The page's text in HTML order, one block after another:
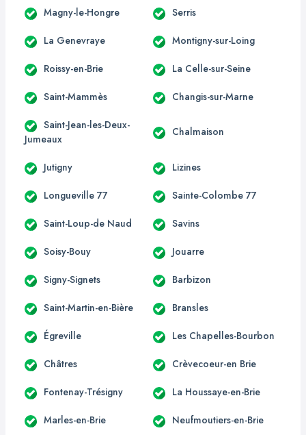
Magny-le-Hongre Serris
La Genevraye Montigny-sur-Loing
Roissy-en-Brie La Celle-sur-Seine
Saint-Mammès Changis-sur-Marne
Saint-Jean-les-Deux-
Jumeaux
Chalmaison
Jutigny Lizines
Longueville 77 Sainte-Colombe 77
Saint-Loup-de Naud Savins
Soisy-Bouy Jouarre
Signy-Signets Barbizon
Saint-Martin-en-Bière Bransles
Égreville Les Chapelles-Bourbon
Châtres Crèvecoeur-en Brie
Fontenay-Trésigny La Houssaye-en-Brie
Marles-en-Brie Neufmoutiers-en-Brie